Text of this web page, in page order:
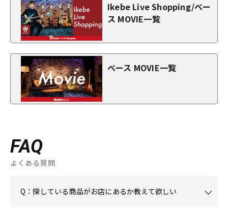
Ikebe Live Shopping/ベー
ス MOVIE一覧
ベース MOVIE一覧
FAQ
よくある質問
Q：探している商品がお店にあるか教えて欲しい